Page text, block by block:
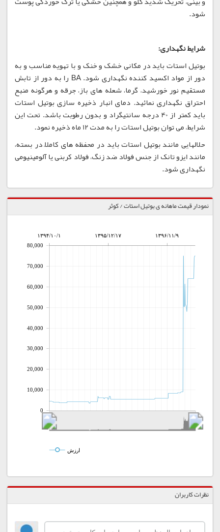
شود.
شرایط نگهداری:
بوتیل استات باید در مکانی خشک و خنک و با تهویه مناسب و به
دور از مواد اکسید کننده نگهداری شود. BA را به دور از تابش
مستقیم نور خورشید، گرما، شعله های باز، جرقه و هرگونه منبع
احتراق نگهداری نمائید. دمای انبار ذخیره سازی بوتیل استات
باید کمتر از 40 درجه سانتیگراد و بدون رطوبت باشد. تحت این
شرایط، می توان بوتیل استات را به مدت 12 ماه ذخیره نمود.
حلالهایی مانند بوتیل استات باید در محفظه های کاملاً در بسته،
مانند ایزو تانک از جنس فولاد ضد زنگ، فولاد کربنی یا آلومینیومی
نگهداری شود.
نمودار قیمت ماهانه ی بوتیل استات / کوثر
۱۳۹۴/۱۰/۱ ۱۳۹۵/۱۲/۱۷ ۱۳۹۶/۱۱/۹
0
10,000
20,000
30,000
40,000
50,000
60,000
70,000
80,000
ارزش
نظرات کاربران